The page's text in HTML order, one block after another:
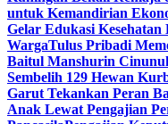
untuk Kemandirian
Gelar Edukasi
WargaTulus Pribadi
Baitul Manshurin
Sembelih 129 Hewan
Garut Tekankan Peran
Anak Lewat Pengajian